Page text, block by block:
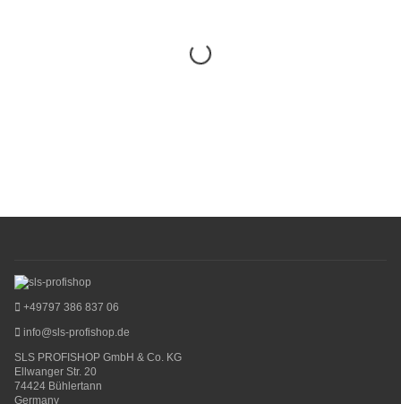
+49797 386 837 06
info@sls-profishop.de
SLS PROFISHOP GmbH & Co. KG
Ellwanger Str. 20
74424 Bühlertann
Germany